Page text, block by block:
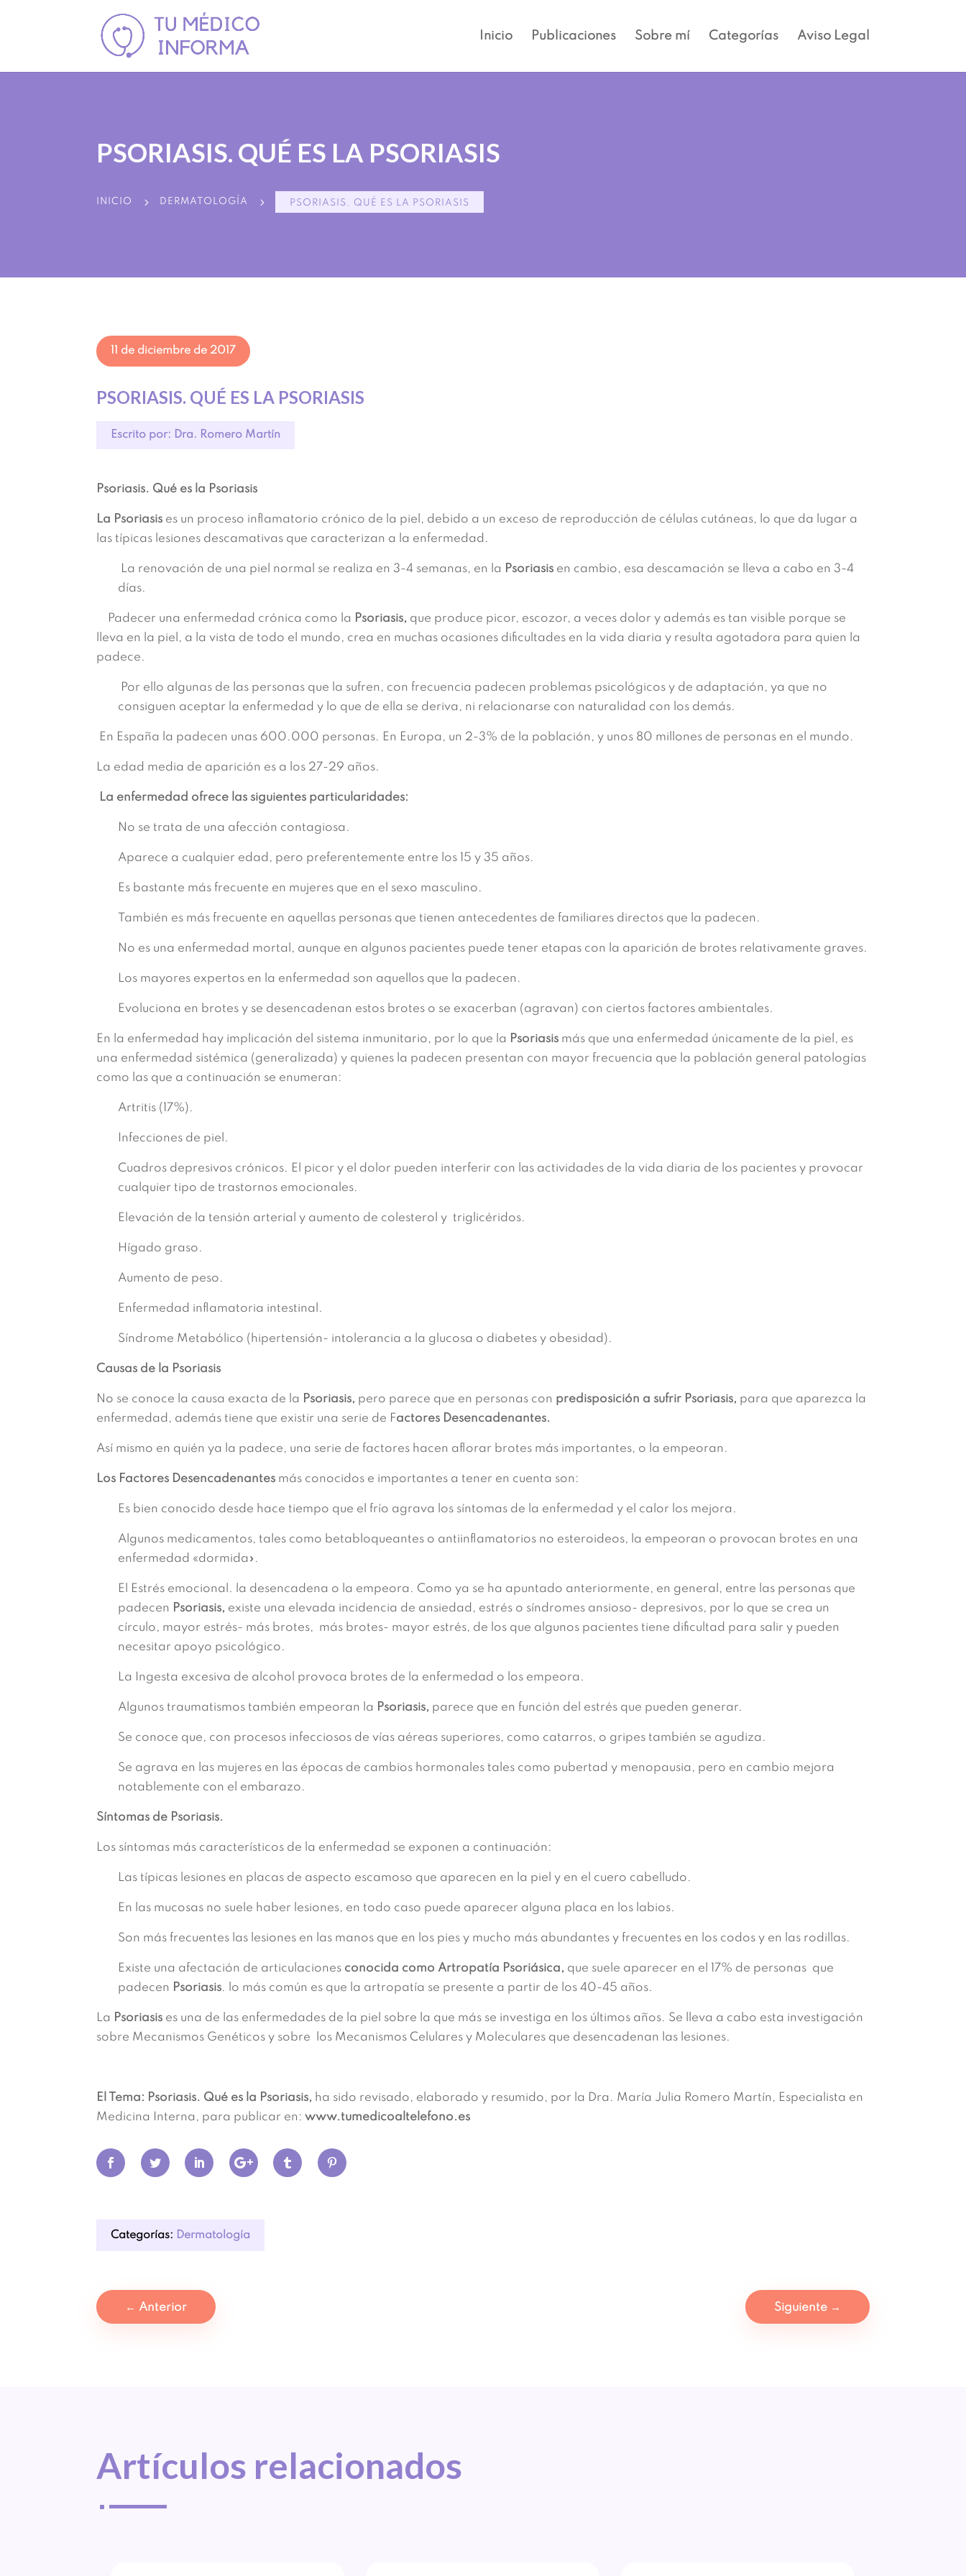
Inicio Publicaciones Sobre mí Categorías Aviso Legal
PSORIASIS. QUÉ ES LA PSORIASIS
INICIO 5 DERMATOLOGÍA 5 PSORIASIS. QUÉ ES LA PSORIASIS
11 de diciembre de 2017
PSORIASIS. QUÉ ES LA PSORIASIS
Escrito por: Dra. Romero Martín
Psoriasis. Qué es la Psoriasis
La Psoriasis es un proceso inflamatorio crónico de la piel, debido a un exceso de reproducción de células cutáneas, lo que da lugar a
las típicas lesiones descamativas que caracterizan a la enfermedad.
La renovación de una piel normal se realiza en 3-4 semanas, en la Psoriasis en cambio, esa descamación se lleva a cabo en 3-4
días.
Padecer una enfermedad crónica como la Psoriasis, que produce picor, escozor, a veces dolor y además es tan visible porque se
lleva en la piel, a la vista de todo el mundo, crea en muchas ocasiones dificultades en la vida diaria y resulta agotadora para quien la
padece.
Por ello algunas de las personas que la sufren, con frecuencia padecen problemas psicológicos y de adaptación, ya que no
consiguen aceptar la enfermedad y lo que de ella se deriva, ni relacionarse con naturalidad con los demás.
En España la padecen unas 600.000 personas. En Europa, un 2-3% de la población, y unos 80 millones de personas en el mundo.
La edad media de aparición es a los 27-29 años.
La enfermedad ofrece las siguientes particularidades:
No se trata de una afección contagiosa.
Aparece a cualquier edad, pero preferentemente entre los 15 y 35 años.
Es bastante más frecuente en mujeres que en el sexo masculino.
También es más frecuente en aquellas personas que tienen antecedentes de familiares directos que la padecen.
No es una enfermedad mortal, aunque en algunos pacientes puede tener etapas con la aparición de brotes relativamente graves.
Los mayores expertos en la enfermedad son aquellos que la padecen.
Evoluciona en brotes y se desencadenan estos brotes o se exacerban (agravan) con ciertos factores ambientales.
En la enfermedad hay implicación del sistema inmunitario, por lo que la Psoriasis más que una enfermedad únicamente de la piel, es
una enfermedad sistémica (generalizada) y quienes la padecen presentan con mayor frecuencia que la población general patologías
como las que a continuación se enumeran:
Artritis (17%).
Infecciones de piel.
Cuadros depresivos crónicos. El picor y el dolor pueden interferir con las actividades de la vida diaria de los pacientes y provocar
cualquier tipo de trastornos emocionales.
Elevación de la tensión arterial y aumento de colesterol y triglicéridos.
Hígado graso.
Aumento de peso.
Enfermedad inflamatoria intestinal.
Síndrome Metabólico (hipertensión- intolerancia a la glucosa o diabetes y obesidad).
Causas de la Psoriasis
No se conoce la causa exacta de la Psoriasis, pero parece que en personas con predisposición a sufrir Psoriasis, para que aparezca la
enfermedad, además tiene que existir una serie de Factores Desencadenantes.
Así mismo en quién ya la padece, una serie de factores hacen aflorar brotes más importantes, o la empeoran.
Los Factores Desencadenantes más conocidos e importantes a tener en cuenta son:
Es bien conocido desde hace tiempo que el frío agrava los síntomas de la enfermedad y el calor los mejora.
Algunos medicamentos, tales como betabloqueantes o antiinflamatorios no esteroideos, la empeoran o provocan brotes en una
enfermedad «dormida».
El Estrés emocional. la desencadena o la empeora. Como ya se ha apuntado anteriormente, en general, entre las personas que
padecen Psoriasis, existe una elevada incidencia de ansiedad, estrés o síndromes ansioso- depresivos, por lo que se crea un
círculo, mayor estrés- más brotes, más brotes- mayor estrés, de los que algunos pacientes tiene dificultad para salir y pueden
necesitar apoyo psicológico.
La Ingesta excesiva de alcohol provoca brotes de la enfermedad o los empeora.
Algunos traumatismos también empeoran la Psoriasis, parece que en función del estrés que pueden generar.
Se conoce que, con procesos infecciosos de vías aéreas superiores, como catarros, o gripes también se agudiza.
Se agrava en las mujeres en las épocas de cambios hormonales tales como pubertad y menopausia, pero en cambio mejora
notablemente con el embarazo.
Síntomas de Psoriasis.
Los síntomas más característicos de la enfermedad se exponen a continuación:
Las típicas lesiones en placas de aspecto escamoso que aparecen en la piel y en el cuero cabelludo.
En las mucosas no suele haber lesiones, en todo caso puede aparecer alguna placa en los labios.
Son más frecuentes las lesiones en las manos que en los pies y mucho más abundantes y frecuentes en los codos y en las rodillas.
Existe una afectación de articulaciones conocida como Artropatía Psoriásica, que suele aparecer en el 17% de personas que
padecen Psoriasis. lo más común es que la artropatía se presente a partir de los 40-45 años.
La Psoriasis es una de las enfermedades de la piel sobre la que más se investiga en los últimos años. Se lleva a cabo esta investigación
sobre Mecanismos Genéticos y sobre los Mecanismos Celulares y Moleculares que desencadenan las lesiones.
El Tema: Psoriasis. Qué es la Psoriasis, ha sido revisado, elaborado y resumido, por la Dra. María Julia Romero Martín, Especialista en
Medicina Interna, para publicar en:www.tumedicoaltelefono.es
Categorías: Dermatología
← Anterior Siguiente→
Artículos relacionados
^